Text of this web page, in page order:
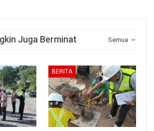
Semua
Juga Berminat
BERITA